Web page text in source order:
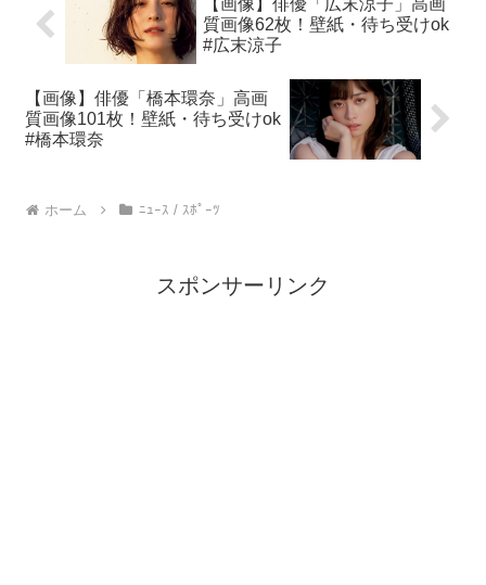
【画像】俳優「広末涼子」高画
質画像62枚！壁紙・待ち受けok
#広末涼子
【画像】俳優「橋本環奈」高画
質画像101枚！壁紙・待ち受けok
#橋本環奈
ホーム ﾆｭｰｽ / ｽﾎﾟｰﾂ
スポンサーリンク